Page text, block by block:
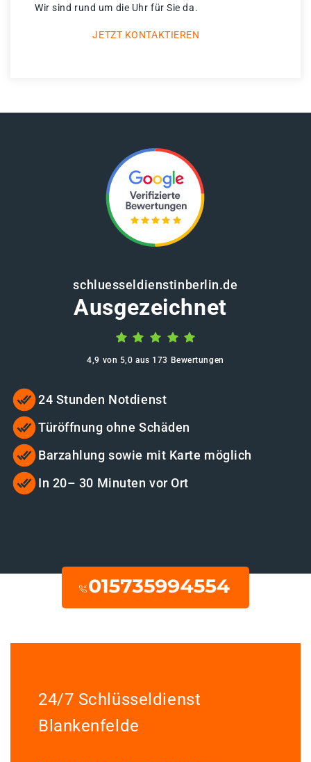
Wir sind rund um die Uhr für Sie da.
JETZT KONTAKTIEREN
schluesseldienstinberlin.de
Ausgezeichnet
4,9 von 5,0 aus 173 Bewertungen
24 Stunden Notdienst
Türöffnung ohne Schäden
Barzahlung sowie mit Karte möglich
In 20– 30 Minuten vor Ort
24/7 Schlüsseldienst
Blankenfelde